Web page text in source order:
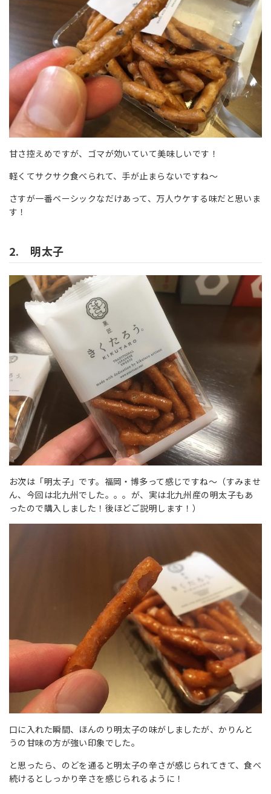
甘さ控えめですが、ゴマが効いていて美味しいです！
軽くてサクサク食べられて、手が止まらないですね～
さすが一番ベーシックなだけあって、万人ウケする味だと思いま
す！
2. 明太子
お次は「明太子」です。福岡・博多って感じですね～（すみませ
ん、今回は北九州でした。。。が、実は北九州産の明太子もあ
ったので購入しました！後ほどご説明します！）
口に入れた瞬間、ほんのり明太子の味がしましたが、かりんと
うの甘味の方が強い印象でした。
と思ったら、のどを通ると明太子の辛さが感じられてきて、食べ
続けるとしっかり辛さを感じられるように！